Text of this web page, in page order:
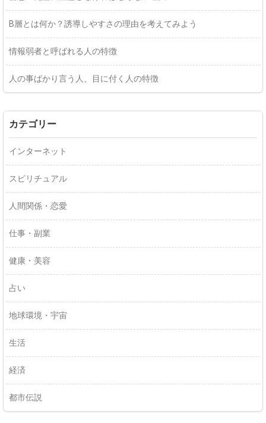
B層とは何か？誘導しやすさの理由を考えてみよう
情報弱者と呼ばれる人の特徴
人の事ばかり言う人、目に付く人の特徴
カテゴリー
インターネット
スピリチュアル
人間関係・恋愛
仕事・副業
健康・美容
占い
地球環境・宇宙
生活
経済
都市伝説